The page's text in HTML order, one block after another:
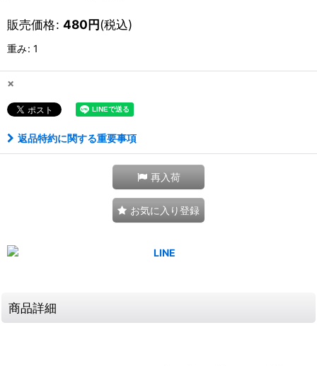
販売価格: 480円(税込)
重み: 1
×
返品特約に関する重要事項
再入荷
お気に入り登録
商品詳細